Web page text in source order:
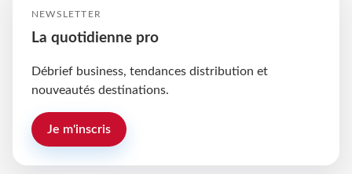
NEWSLETTER
La quotidienne pro
Débrief business, tendances distribution et
nouveautés destinations.
Je m'inscris